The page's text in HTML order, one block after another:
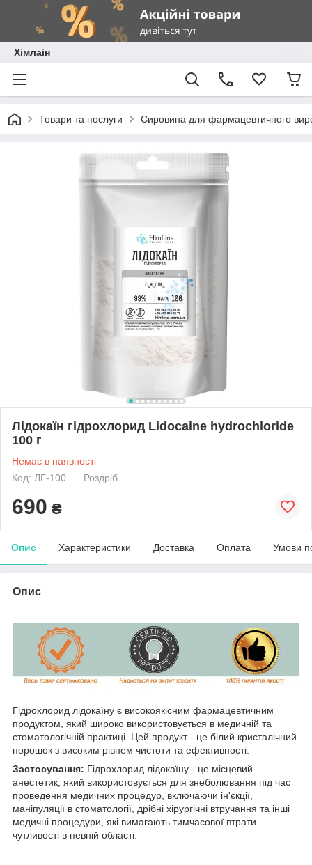
Хімлаін
Товари та послуги Сировина для фармацевтичного
Лідокаїн гідрохлорид Lidocaine hydrochloride
100 г
Немає в наявності
Код: ЛГ-100
Роздріб
690 ₴
Опис Характеристики Доставка Оплата Умови
Опис
Гідрохлорид лідокаїну є високоякісним фармацевтичним
продуктом, який широко використовується в медичній та
стоматологічній практиці. Цей продукт - це білий кристалічний
порошок з високим рівнем чистоти та ефективності.
Застосування: Гідрохлорид лідокаїну - це місцевий
анестетик, який використовується для знеболювання під час
проведення медичних процедур, включаючи ін'єкції,
маніпуляції в стоматології, дрібні хірургічні втручання та інші
медичні процедури, які вимагають тимчасової втрати
чутливості в певній області.